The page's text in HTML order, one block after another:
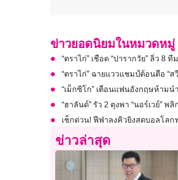
ข่าวยอดนิยมในหมวดหมู่
“ตราไก่” เชือด “ปารากวัย” ลิ่ว 8
“ตราไก่” ฉายแววแชมป์ต้อนตือ “
“เม็กซิโก” เตือนแฟนอังกฤษห้าม
“ฮาลันด์” รัว 2 ตุงพา “นอร์เวย์” พ
เช็กด่วน! ฟีฟ่าลงคิวยิงสดบอลโล
ข่าวล่าสุด